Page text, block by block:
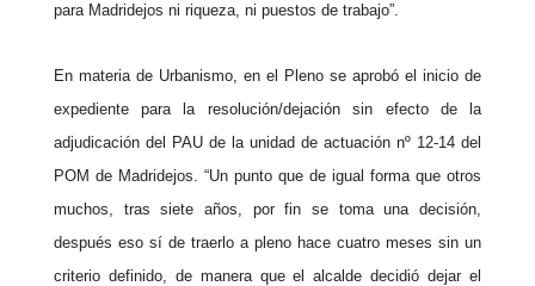
para Madridejos ni riqueza, ni puestos de trabajo”.
En materia de Urbanismo, en el Pleno se aprobó el inicio de
expediente para la resolución/dejación sin efecto de la
adjudicación del PAU de la unidad de actuación nº 12-14 del
POM de Madridejos. “Un punto que de igual forma que otros
muchos, tras siete años, por fin se toma una decisión,
después eso sí de traerlo a pleno hace cuatro meses sin un
criterio definido, de manera que el alcalde decidió dejar el